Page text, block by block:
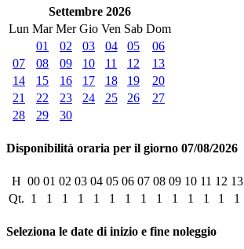
Settembre 2026
Lun Mar Mer Gio Ven Sab Dom
01
02 03 04 05
06
07
08 09 10 11 12
13
14
15 16 17 18 19
20
21
22 23 24 25 26
27
28
29 30
Disponibilità oraria per il giorno 07/08/2026
H 00 01 02 03 04 05 06 07 08 09 10 11 12 13
Qt. 1 1 1 1 1 1 1 1 1 1 1 1 1 1
Seleziona le date di inizio e fine noleggio